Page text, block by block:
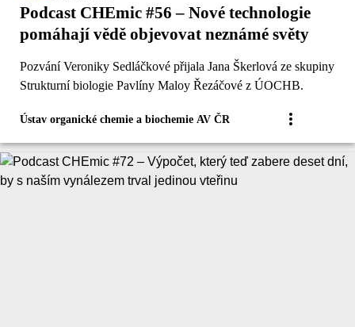
Podcast CHEmic #56 – Nové technologie
pomáhají vědě objevovat neznámé světy
Pozvání Veroniky Sedláčkové přijala Jana Škerlová ze skupiny
Strukturní biologie Pavlíny Maloy Řezáčové z ÚOCHB.
Ústav organické chemie a biochemie AV ČR